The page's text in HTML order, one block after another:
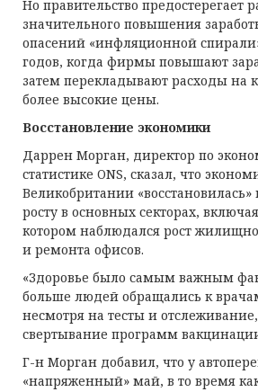
Но правительство предостерегает
значительного повышения
опасений «инфляционной
годов, когда фирмы повышают
затем перекладывают расходы на
более высокие цены.
Восстановление экономики
Даррен Морган, директор по
статистике ONS, сказал, что
Великобритании
росту в основных секторах,
котором наблюдался рост
и ремонта офисов.
«Здоровье было самым важным
больше людей обращались к
несмотря на тесты и
свертывание программ
Г-н Морган добавил, что у
«напряженный» май, в то время